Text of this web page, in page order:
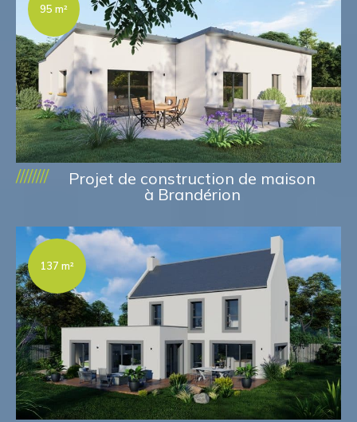
95 m²
////////
Projet de construction de maison
à Brandérion
137 m²